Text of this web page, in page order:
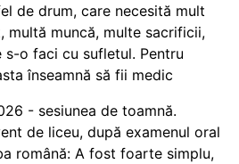
de drum, care necesită mult
multă muncă, multe sacrificii,
s-o faci cu sufletul. Pentru
înseamnă să fii medic
- sesiunea de toamnă.
de liceu, după examenul oral
română: A fost foarte simplu,